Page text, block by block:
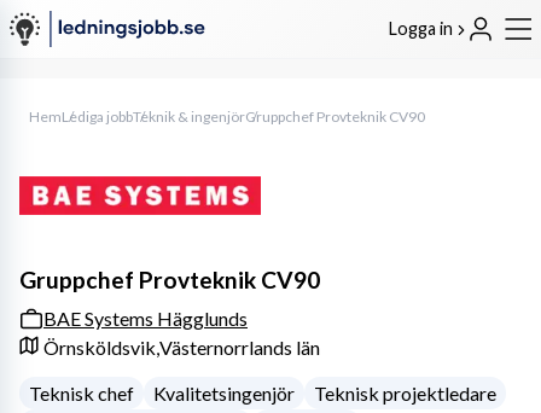
Logga in
HemLediga jobbTeknik & ingenjörGruppchef Provteknik CV90
Gruppchef Provteknik CV90
BAE Systems Hägglunds
Örnsköldsvik,Västernorrlands län
Teknisk chef
Kvalitetsingenjör
Teknisk projektledare